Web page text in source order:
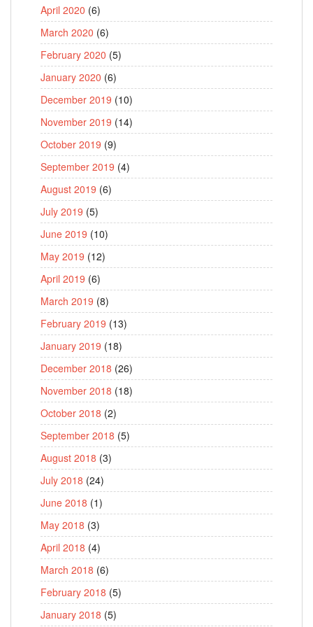
April 2020 (6)
March 2020 (6)
February 2020 (5)
January 2020 (6)
December 2019 (10)
November 2019 (14)
October 2019 (9)
September 2019 (4)
August 2019 (6)
July 2019 (5)
June 2019 (10)
May 2019 (12)
April 2019 (6)
March 2019 (8)
February 2019 (13)
January 2019 (18)
December 2018 (26)
November 2018 (18)
October 2018 (2)
September 2018 (5)
August 2018 (3)
July 2018 (24)
June 2018 (1)
May 2018 (3)
April 2018 (4)
March 2018 (6)
February 2018 (5)
January 2018 (5)